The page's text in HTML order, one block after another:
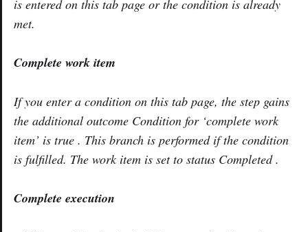
is entered on this tab page or the condition is already
met.
Complete work item
If you enter a condition on this tab page, the step gains
the additional outcome Condition for ‘complete work
item’ is true . This branch is performed if the condition
is fulfilled. The work item is set to status Completed .
Complete execution